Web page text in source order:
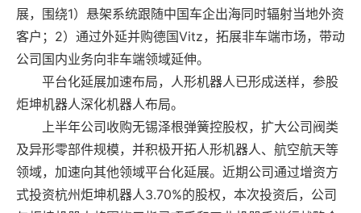
展，围绕1）悬架系统跟随中国车企出海同时辐射当地外资
客户；2）通过外延并购德国Vitz，拓展非车端市场，带动
公司国内业务向非车端领域延伸。
平台化延展加速布局，人形机器人已形成送样，参股
炬坤机器人深化机器人布局。
上半年公司收购无锡泽根弹簧控股权，扩大公司阀类
及异形零部件规模，并积极开拓人形机器人、航空航天等
领域，加速向其他领域平台化延展。近期公司通过增资方
式投资杭州炬坤机器人3.70%的股权，本次投资后，公司